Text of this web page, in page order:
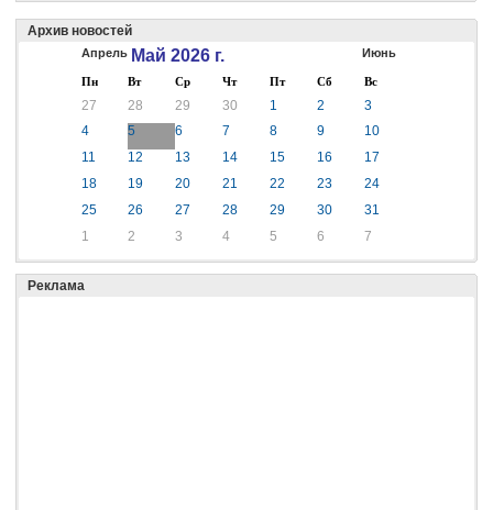
Архив новостей
Апрель Май 2026 г. Июнь
Пн Вт Ср Чт Пт Сб Вс
27 28 29 30 1 2
3
4
5 6 7 8 9
10
11
12 13 14 15 16
17
18
19 20 21 22 23
24
25
26 27 28 29 30
31
1
2 3 4 5 6 7
Реклама